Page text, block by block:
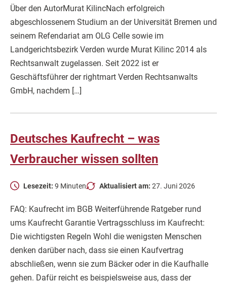
Über den AutorMurat KilincNach erfolgreich
abgeschlossenem Studium an der Universität Bremen und
seinem Refendariat am OLG Celle sowie im
Landgerichtsbezirk Verden wurde Murat Kilinc 2014 als
Rechtsanwalt zugelassen. Seit 2022 ist er
Geschäftsführer der rightmart Verden Rechtsanwalts
GmbH, nachdem […]
Deutsches Kaufrecht – was
Verbraucher wissen sollten
Lesezeit: 9 Minuten Aktualisiert am: 27. Juni 2026
FAQ: Kaufrecht im BGB Weiterführende Ratgeber rund
ums Kaufrecht Garantie Vertragsschluss im Kaufrecht:
Die wichtigsten Regeln Wohl die wenigsten Menschen
denken darüber nach, dass sie einen Kaufvertrag
abschließen, wenn sie zum Bäcker oder in die Kaufhalle
gehen. Dafür reicht es beispielsweise aus, dass der